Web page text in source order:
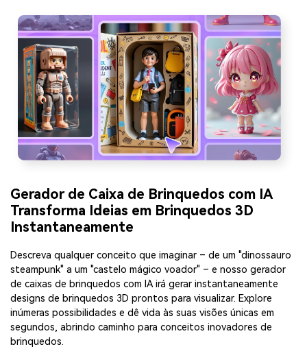
Gerador de Caixa de Brinquedos com IA
Transforma Ideias em Brinquedos 3D
Instantaneamente
Descreva qualquer conceito que imaginar – de um "dinossauro
steampunk" a um "castelo mágico voador" – e nosso gerador
de caixas de brinquedos com IA irá gerar instantaneamente
designs de brinquedos 3D prontos para visualizar. Explore
inúmeras possibilidades e dê vida às suas visões únicas em
segundos, abrindo caminho para conceitos inovadores de
brinquedos.